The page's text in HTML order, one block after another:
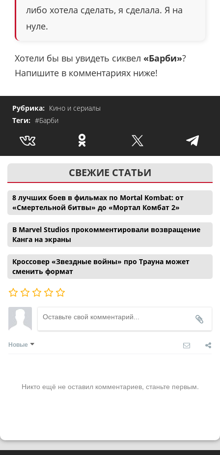
либо хотела сделать, я сделала. Я на
нуле.
Хотели бы вы увидеть сиквел «Барби»?
Напишите в комментариях ниже!
Рубрика: Кино и сериалы
Теги: #Барби
СВЕЖИЕ СТАТЬИ
8 лучших боев в фильмах по Mortal Kombat: от
«Смертельной битвы» до «Мортал Комбат 2»
В Marvel Studios прокомментировали возвращение
Канга на экраны
Кроссовер «Звездные войны» про Трауна может
сменить формат
Новые
Никто ещё не оставил комментариев, станьте первым.